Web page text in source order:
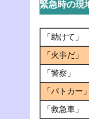
緊急時の現
「助けて」
「火事だ」
「警察」
「パトカー
「救急車」